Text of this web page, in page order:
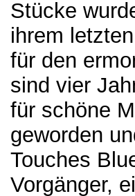
Stücke
ihrem
für den
sind vier
für schöne
geworden
Touches
Vorgänger,